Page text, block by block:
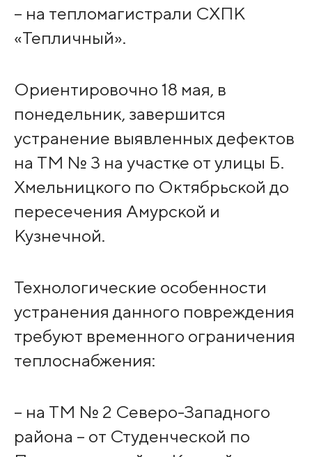
– на тепломагистрали СХПК
«Тепличный».
Ориентировочно 18 мая, в
понедельник, завершится
устранение выявленных дефектов
на ТМ № 3 на участке от улицы Б.
Хмельницкого по Октябрьской до
пересечения Амурской и
Кузнечной.
Технологические особенности
устранения данного повреждения
требуют временного ограничения
теплоснабжения:
– на ТМ № 2 Северо-Западного
района – от Студенческой по